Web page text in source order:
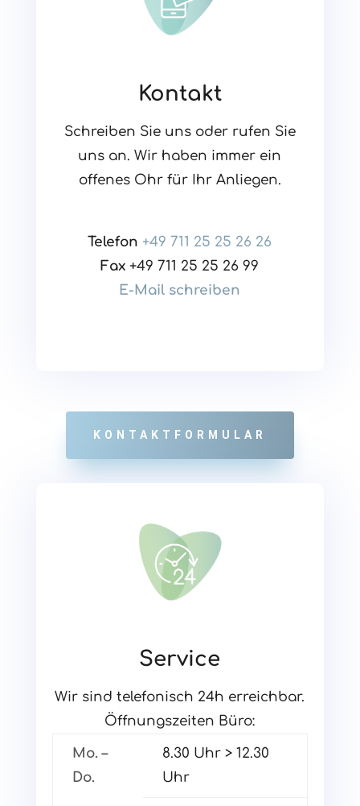
Kontakt
Schreiben Sie uns oder rufen Sie
uns an. Wir haben immer ein
offenes Ohr für Ihr Anliegen.
Telefon +49 711 25 25 26 26
Fax +49 711 25 25 26 99
E-Mail schreiben
KONTAKTFORMULAR
Service
Wir sind telefonisch 24h erreichbar.
Öffnungszeiten Büro:
Mo. –
Do.
8.30 Uhr > 12.30
Uhr